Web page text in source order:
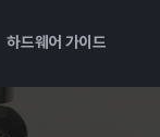
하드웨어 가이드